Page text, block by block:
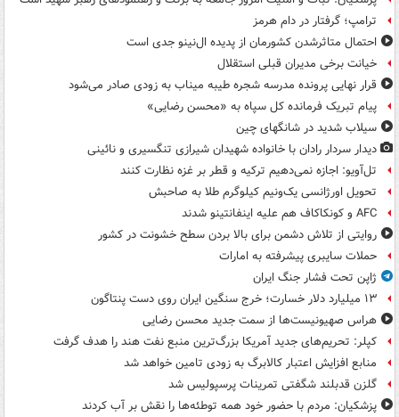
ترامپ؛ گرفتار در دام هرمز
احتمال متاثرشدن کشورمان از پدیده ال‌نینو جدی است
خیانت برخی مدیران قبلی استقلال
قرار نهایی پرونده مدرسه شجره طیبه میناب به زودی صادر می‌شود
پیام تبریک فرمانده کل سپاه به «محسن رضایی»
سیلاب شدید در شانگهای چین
دیدار سردار رادان با خانواده‌ شهیدان شیرازی تنگسیری و نائینی
تل‌آویو: اجازه نمی‌دهیم ترکیه و قطر بر غزه نظارت کنند
تحویل اورژانسی یک‌ونیم کیلوگرم طلا به صاحبش
AFC و کونکاکاف هم علیه اینفانتینو شدند
روایتی از تلاش دشمن برای بالا بردن سطح خشونت در کشور
حملات سایبری پیشرفته به امارات
ژاپن تحت فشار جنگ ایران
۱۳ میلیارد دلار خسارت؛ خرج سنگین ایران روی دست پنتاگون
هراس صهیونیست‌ها از سمت جدید محسن رضایی
کپلر: تحریم‌های جدید آمریکا بزرگ‌ترین منبع نفت هند را هدف گرفت
منابع افزایش اعتبار کالابرگ به زودی تامین خواهد شد
گلزن قدبلند شگفتی تمرینات پرسپولیس شد
پزشکیان: مردم با حضور خود همه توطئه‌ها را نقش بر آب کردند